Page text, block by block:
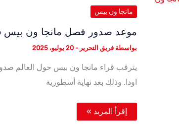
مانجا ون بيس
موعد صدور فصل مانجا ون بيس 1156
بواسطة فريق التحرير-20 يوليو، 2025
اودا. وذلك بعد نهاية أسطورية
موعد
صدور
إقرأ المزيد »